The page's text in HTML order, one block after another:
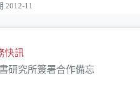
2012-11
快訊
研究所簽署合作備忘